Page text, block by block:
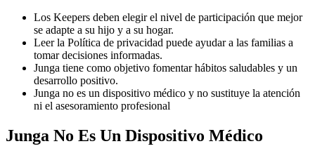
Los Keepers deben elegir el nivel de participación que mejor
se adapte a su hijo y a su hogar.
Leer la Política de privacidad puede ayudar a las familias a
tomar decisiones informadas.
Junga tiene como objetivo fomentar hábitos saludables y un
desarrollo positivo.
Junga no es un dispositivo médico y no sustituye la atención
ni el asesoramiento profesional
Junga No Es Un Dispositivo Médico